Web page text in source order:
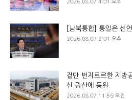
2026.08.07 4:01 오후
[남북통합] 통일은 선
2026.08.07 2:01 오후
겉만 번지르르한 지방
신 광산에 동원
2026.08.07 11:59 오전